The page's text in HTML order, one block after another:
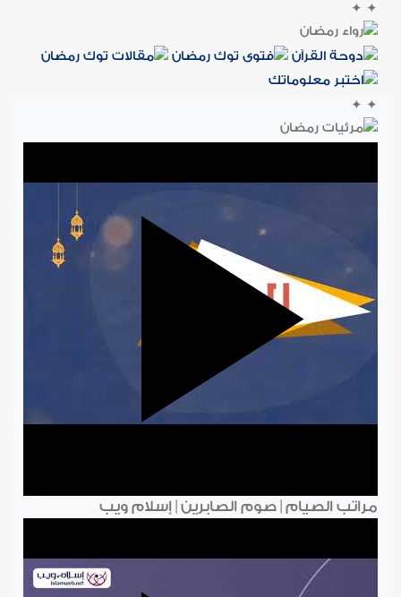
✦
✦
✦
✦
مراتب الصيام | صوم الصابرين | إسلام ويب